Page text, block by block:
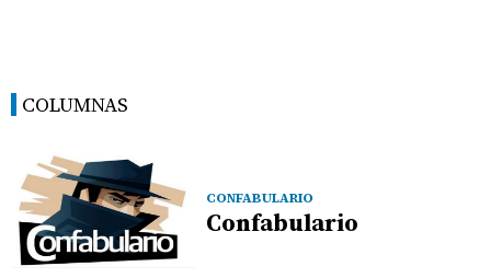
COLUMNAS
CONFABULARIO
Confabulario